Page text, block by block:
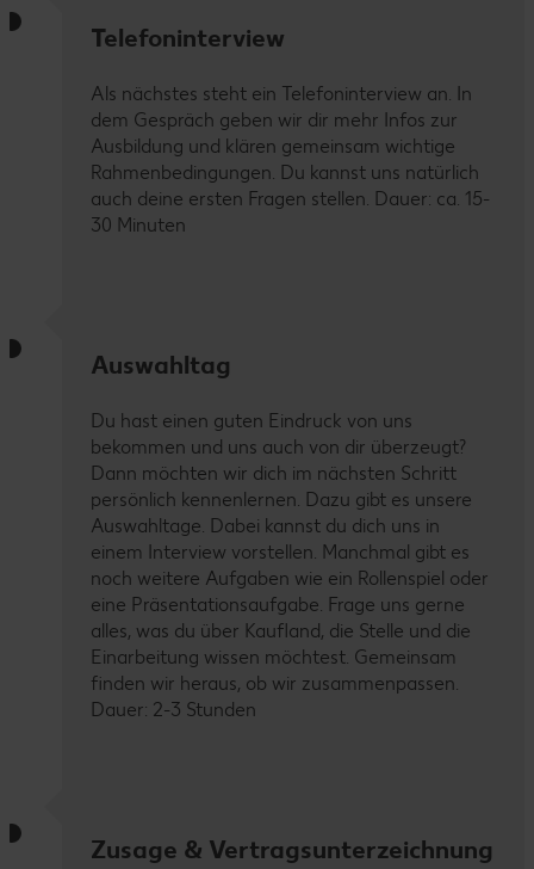
Telefoninterview
Als nächstes steht ein Telefoninterview an. In
dem Gespräch geben wir dir mehr Infos zur
Ausbildung und klären gemeinsam wichtige
Rahmenbedingungen. Du kannst uns natürlich
auch deine ersten Fragen stellen. Dauer: ca. 15-
30 Minuten
Auswahltag
Du hast einen guten Eindruck von uns
bekommen und uns auch von dir überzeugt?
Dann möchten wir dich im nächsten Schritt
persönlich kennenlernen. Dazu gibt es unsere
Auswahltage. Dabei kannst du dich uns in
einem Interview vorstellen. Manchmal gibt es
noch weitere Aufgaben wie ein Rollenspiel oder
eine Präsentationsaufgabe. Frage uns gerne
alles, was du über Kaufland, die Stelle und die
Einarbeitung wissen möchtest. Gemeinsam
finden wir heraus, ob wir zusammenpassen.
Dauer: 2-3 Stunden
Zusage & Vertragsunterzeichnung